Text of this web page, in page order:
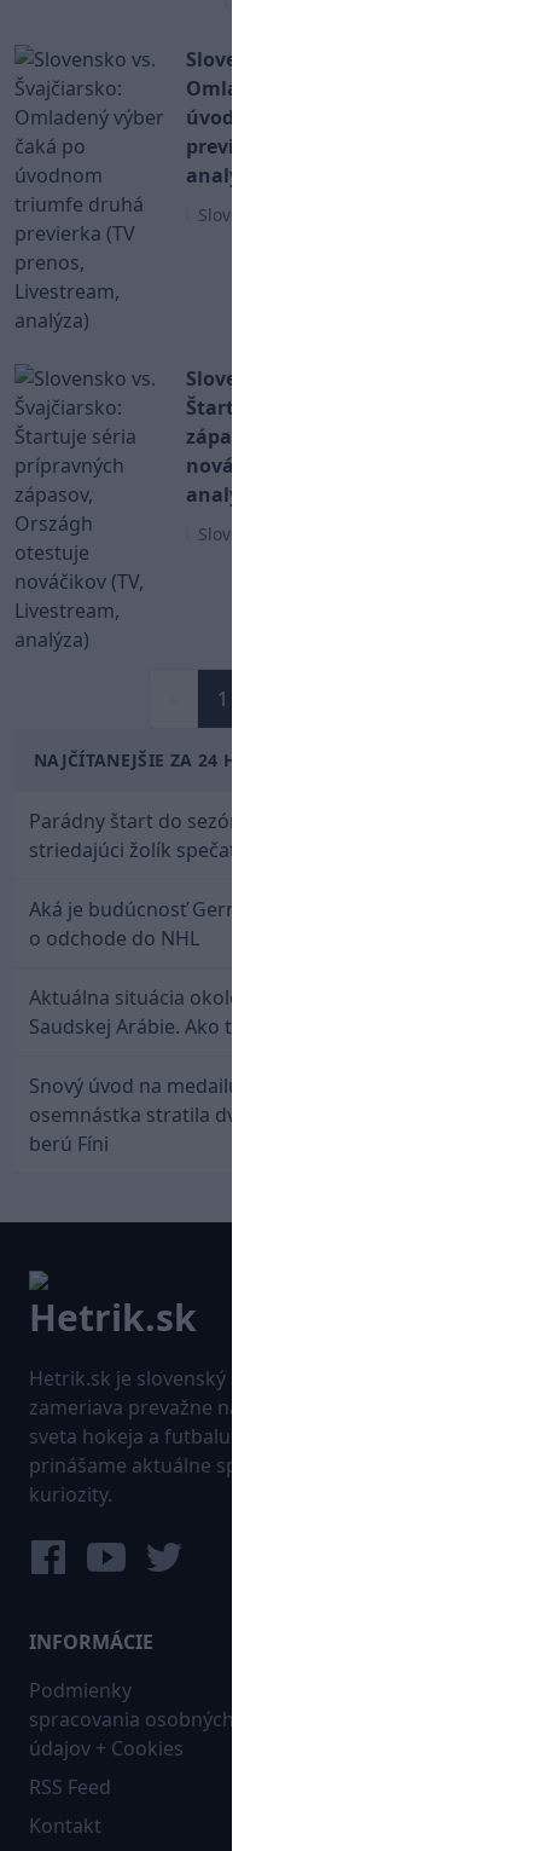
Slovensko vs. Švajčiarsko:
Omladený výber čaká po
úvodnom triumfe druhá
previerka (TV prenos, Livestream,
analýza)
Slovenský hokej
Slovensko vs. Švajčiarsko:
Štartuje séria prípravných
zápasov, Országh otestuje
nováčikov (TV, Livestream,
analýza)
Slovenský hokej
1
NAJČÍTANEJŠIE ZA 24 HODÍN
Parádny štart do sezóny: Rýchlik Boženík ako
striedajúci žolík spečatil postup Stoke
Aká je budúcnosť Gernáta a Pánika? Rusi špekulujú
o odchode do NHL
Aktuálna situácia okolo prestupu Haraslína do
Saudskej Arábie. Ako to je?
Snový úvod na medailu nestačil: Slovenská
osemnástka stratila dvojgólový náskok a bronz
berú Fíni
Hetrik.sk je slovenský športový portál, ktorý sa
zameriava prevažne na najnovšie informácie zo
sveta hokeja a futbalu. Pravidelne na dennej báze
prinášame aktuálne správy, góly, zaujímavosti a
kuriozity.
INFORMÁCIE
Podmienky
spracovania osobných
údajov + Cookies
RSS Feed
Kontakt